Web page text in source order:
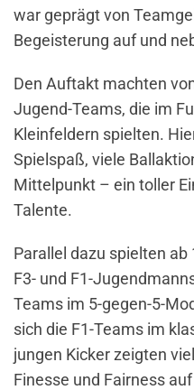
war geprägt von
Begeisterung auf und
Den Auftakt machten
Jugend-Teams, die im
Kleinfeldern spielten.
Spielspaß, viele
Mittelpunkt – ein toller
Talente.
Parallel dazu spielten ab
F3- und F1-
Teams im 5-gegen-5-
sich die F1-Teams im
jungen Kicker zeigten
Finesse und Fairness